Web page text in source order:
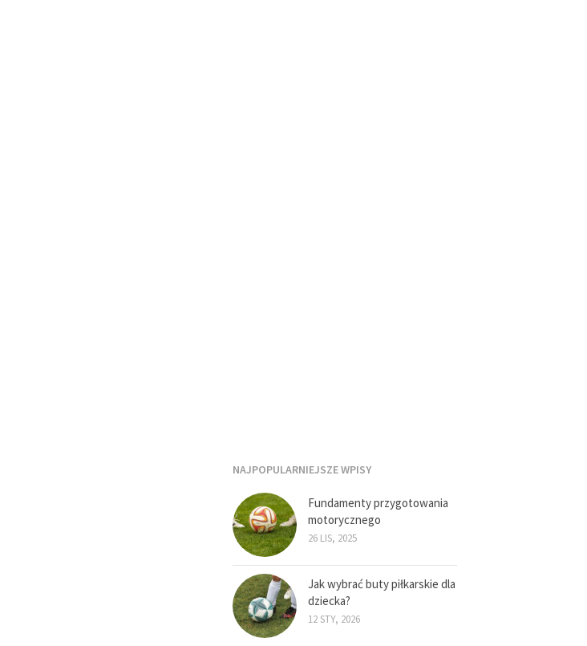
NAJPOPULARNIEJSZE WPISY
Fundamenty przygotowania
motorycznego
26 LIS, 2025
Jak wybrać buty piłkarskie dla
dziecka?
12 STY, 2026